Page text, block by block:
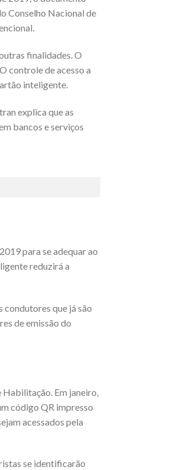
Conselho Nacional de
finalidades. O
controle de acesso a
inteligente.
explica que as
bancos e serviços
para se adequar ao
reduzirá a
que já são
de emissão do
Em janeiro,
código QR impresso
acessados pela
se identificarão